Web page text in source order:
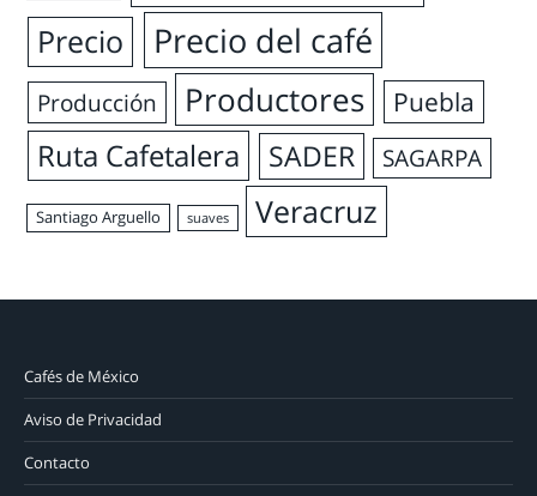
Precio Precio del café
Producción Productores Puebla
Ruta Cafetalera SADER SAGARPA
Santiago Arguello suaves Veracruz
Cafés de México
Aviso de Privacidad
Contacto